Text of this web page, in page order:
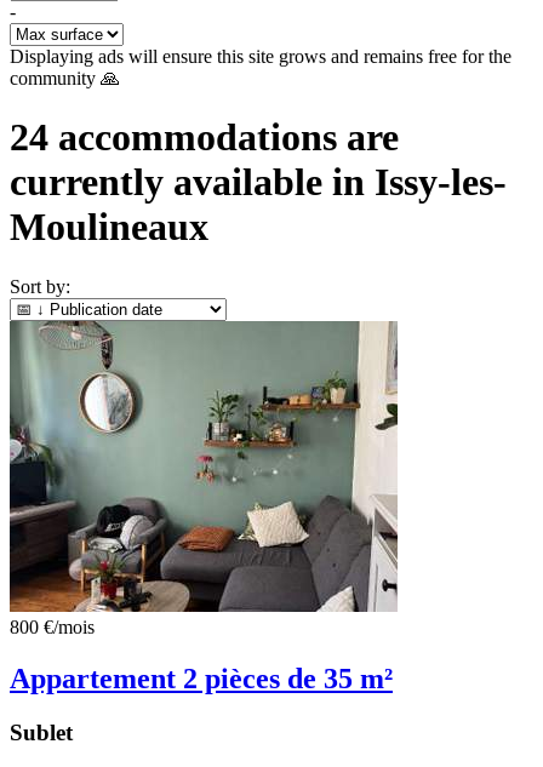
-
Displaying ads will ensure this site grows and remains free for the
community 🙏
24 accommodations are
currently available in Issy-les-
Moulineaux
Sort by:
800 €/mois
Appartement 2 pièces de 35 m²
Sublet